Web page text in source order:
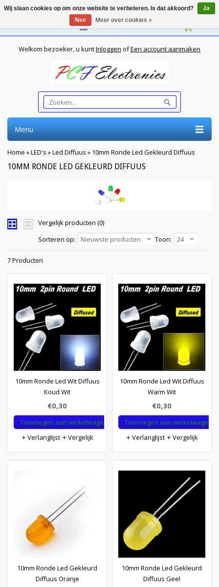
Nederlands
Welkom bezoeker, u kuntInloggen ofEen account aanmaken
Menu
Home »LED's »Led Diffuus » 10mm Ronde Led Gekleurd Diffuus
10MM RONDE LED GEKLEURD DIFFUUS
Vergelijk producten (0)
Sorteren op:
Nieuwste producten Toon: 24
7 Producten
10mm Ronde Led Wit Diffuus
Koud Wit
€0,30
Toevoegen aan winkelwagen
Verlanglijst
Vergelijk
10mm Ronde Led Wit Diffuus
Warm Wit
€0,30
Toevoegen aan winkelwagen
Verlanglijst
Vergelijk
10mm Ronde Led Gekleurd
Diffuus Oranje
10mm Ronde Led Gekleurd
Diffuus Geel
Wij slaan cookies op om onze website te verbeteren. Is dat akkoord?
Ja
Nee
Meer over cookies »